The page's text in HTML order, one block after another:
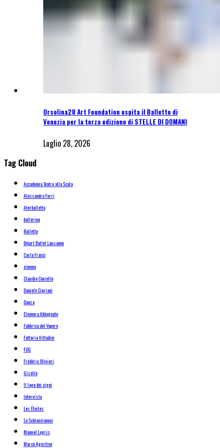
Orsolina28 Art Foundation ospita il Balletto di
Venezia per la terza edizione di STELLE DI DOMANI
Luglio 28, 2026
Tag Cloud
Accademia Teatro alla Scala
Alessandra Ferri
Aterballetto
ballerina
Balletto
Béjart Ballet Lausanne
Carla Fracci
cinema
Claudio Coviello
Daniele Cipriani
Danza
Eleonora Abbagnato
Fabbrica del Vapore
Fattoria Vittadini
FOG
Frédéric Olivieri
Giselle
Il lago dei cigni
Intervista
Les Étoiles
Lo Schiaccianoci
Manuel Legris
Marco Agostino